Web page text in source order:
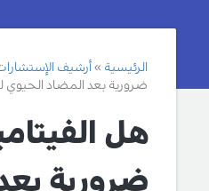
الرئيسية أرشيف
ضرورية بعد المضاد الحيوي
هل
ضرورية